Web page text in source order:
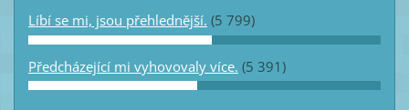
Líbí se mi, jsou přehlednější. (5 799)
Předcházející mi vyhovovaly více. (5 391)